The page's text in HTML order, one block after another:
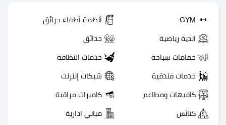
GYM أنظمة أطفاء حرائق
اندية رياضية حدائق
حمامات سباحة خدمات النظافة
خدمات فندقية شبكات إنترنت
كافيهات ومطاعم كاميرات مراقبة
كنائس مباني ادارية